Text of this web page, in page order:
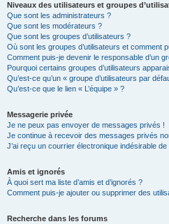
Niveaux des utilisateurs et groupes
Que sont les administrateurs ?
Que sont les modérateurs ?
Que sont les groupes d’utilisateurs ?
Où sont les groupes d’utilisateurs et comment
Comment puis-je devenir le responsable d’un
Pourquoi certains groupes d’utilisateurs
Qu’est-ce qu’un « groupe d’utilisateurs par
Qu’est-ce que le lien « L’équipe » ?
Messagerie privée
Je ne peux pas envoyer de messages privés !
Je continue à recevoir des messages privés
J’ai reçu un courrier électronique indésirable
Amis et ignorés
À quoi sert ma liste d’amis et d’ignorés ?
Comment puis-je ajouter ou supprimer des
Recherche dans les forums